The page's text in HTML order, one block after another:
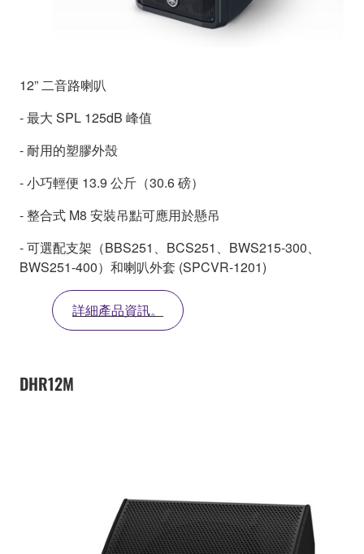
12” 二音路喇叭
- 最大 SPL 125dB 峰值
- 耐用的塑膠外殼
- 小巧輕便 13.9 公斤（30.6 磅）
- 整合式 M8 安裝吊點可應用於懸吊
- 可選配支架（BBS251、BCS251、BWS215-300、
BWS251-400）和喇叭外套 (SPCVR-1201)
詳細產品資訊。
DHR12M